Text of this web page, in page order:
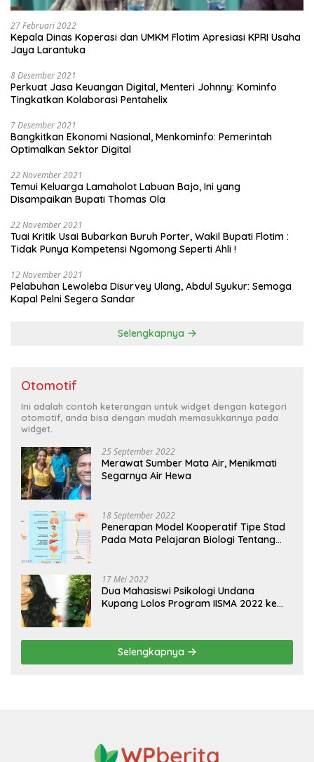
27 Februari 2022
Kepala Dinas Koperasi dan UMKM Flotim Apresiasi KPRI Usaha
Jaya Larantuka
8 Desember 2021
Perkuat Jasa Keuangan Digital, Menteri Johnny: Kominfo
Tingkatkan Kolaborasi Pentahelix
7 Desember 2021
Bangkitkan Ekonomi Nasional, Menkominfo: Pemerintah
Optimalkan Sektor Digital
22 November 2021
Temui Keluarga Lamaholot Labuan Bajo, Ini yang
Disampaikan Bupati Thomas Ola
22 November 2021
Tuai Kritik Usai Bubarkan Buruh Porter, Wakil Bupati Flotim :
Tidak Punya Kompetensi Ngomong Seperti Ahli !
12 November 2021
Pelabuhan Lewoleba Disurvey Ulang, Abdul Syukur: Semoga
Kapal Pelni Segera Sandar
Selengkapnya
Otomotif
Ini adalah contoh keterangan untuk widget dengan kategori
otomotif, anda bisa dengan mudah memasukkannya pada
widget.
25 September 2022
Merawat Sumber Mata Air, Menikmati
Segarnya Air Hewa
18 September 2022
Penerapan Model Kooperatif Tipe Stad
Pada Mata Pelajaran Biologi Tentang
17 Mei 2022
Dua Mahasiswi Psikologi Undana
Kupang Lolos Program IISMA 2022 ke
Selengkapnya